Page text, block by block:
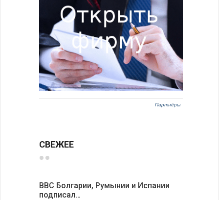
Партнёры
СВЕЖЕЕ
ВВС Болгарии, Румынии и Испании
подписал…